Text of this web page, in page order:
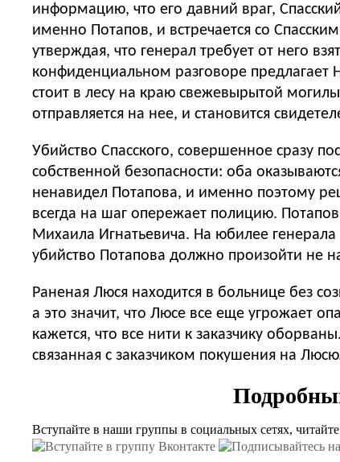
информацию, что его давний враг,
именно Потапов, и встречается со
утверждая, что генерал требует от него
конфиденциальном разговоре
стоит в лесу на краю свежевырытой
отправляется на нее, и становится
Убийство Спасского, совершенное сразу
собственной безопасности: оба
ненавидел Потапова, и именно поэтому
всегда на шаг опережает полицию.
Михаила Игнатьевича. На юбилее
убийство Потапова должно произойти не
Раненая Люся находится в больнице без
а это значит, что Люсе все еще угрожает
кажется, что все нити к заказчику
связанная с заказчиком покушения на
Вступайте в наши группы в социальных сетях,